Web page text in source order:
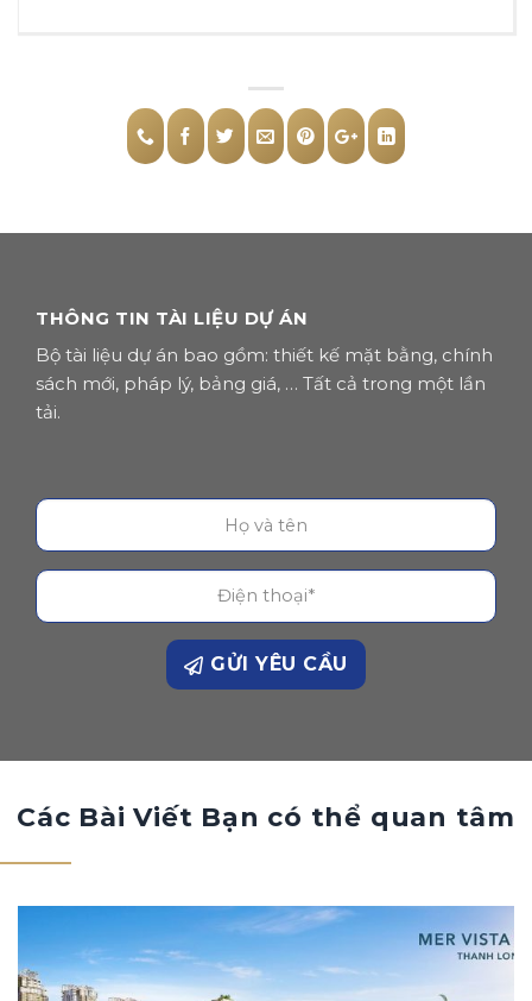
THÔNG TIN TÀI LIỆU DỰ ÁN
Bộ tài liệu dự án bao gồm: thiết kế mặt bằng, chính
sách mới, pháp lý, bảng giá, … Tất cả trong một lần
tải.
GỬI YÊU CẦU
Các Bài Viết Bạn có thể quan tâm